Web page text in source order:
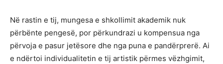
Në rastin e tij, mungesa e shkollimit akademik nuk
përbënte pengesë, por përkundrazi u kompensua nga
përvoja e pasur jetësore dhe nga puna e pandërprerë. Ai
e ndërtoi individualitetin e tij artistik përmes vëzhgimit,